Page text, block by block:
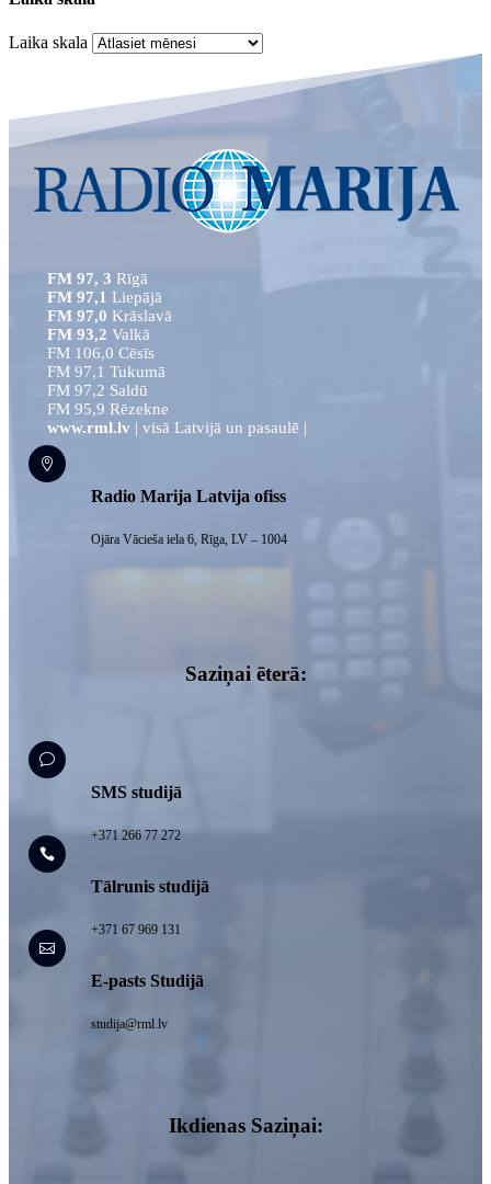
Laika skala
FM 97, 3 Rīgā
FM 97,1 Liepājā
FM 97,0 Krāslavā
FM 93,2Valkā
FM 106,0 Cēsīs
FM 97,1 Tukumā
FM 97,2 Saldū
FM 95,9 Rēzekne
www.rml.lv | visā Latvijā un pasaulē |

Radio Marija Latvija ofiss
Ojāra Vācieša iela 6, Rīga, LV – 1004
Saziņai ēterā:
v
SMS studijā
+371 266 77 272

Tālrunis studijā
+371 67 969 131

E-pasts Studijā
studija@rml.lv
Ikdienas Saziņai: